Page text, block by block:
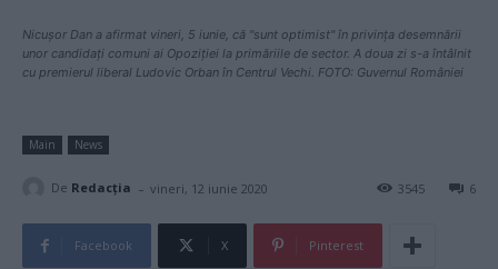
Nicușor Dan a afirmat vineri, 5 iunie, că "sunt optimist" în privința desemnării
unor candidați comuni ai Opoziției la primăriile de sector. A doua zi s-a întâlnit
cu premierul liberal Ludovic Orban în Centrul Vechi. FOTO: Guvernul României
Main News
De Redacţia - vineri, 12 iunie 2020 6
3545
Facebook X Pinterest